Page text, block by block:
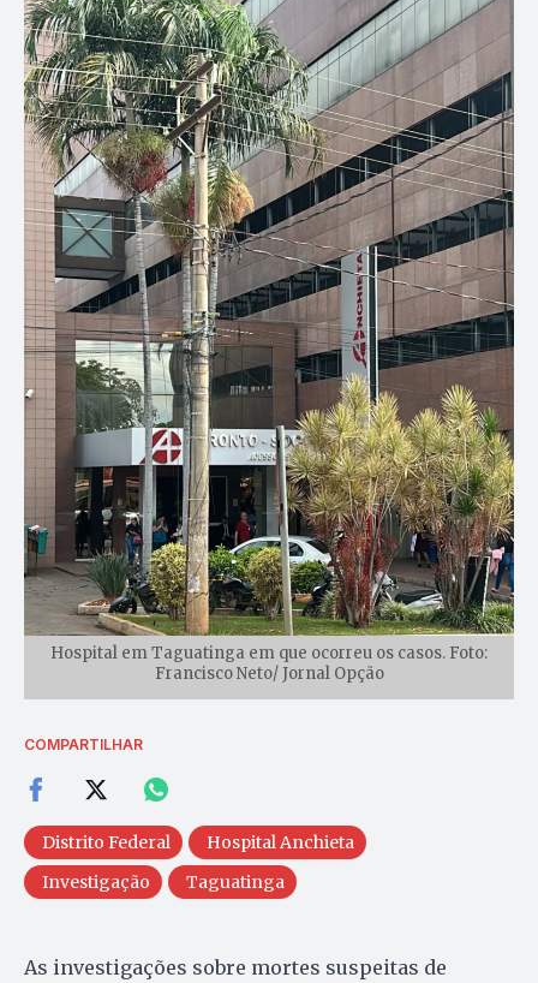
Hospital em Taguatinga em que ocorreu os casos. Foto:
Francisco Neto/ Jornal Opção
COMPARTILHAR
Distrito Federal
Hospital Anchieta
Investigação
Taguatinga
As investigações sobre mortes suspeitas de